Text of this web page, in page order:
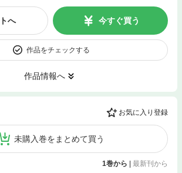
へ 今すぐ買う
作品をチェックする
作品情報へ
お気に入り登録
未購入巻をまとめて買う
1巻から | 最新刊から